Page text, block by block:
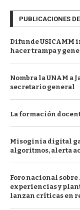
PUBLICACIONES
Difunde USICAMM
hacer trampa y
Nombra la UNAM a
secretario general
La formación
Misoginia digital
algoritmos, alerta
Foro nacional
experiencias y
lanzan críticas en